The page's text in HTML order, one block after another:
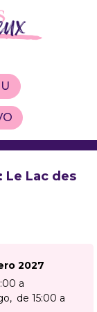
Le Lac des
2027
a
de 15:00 a